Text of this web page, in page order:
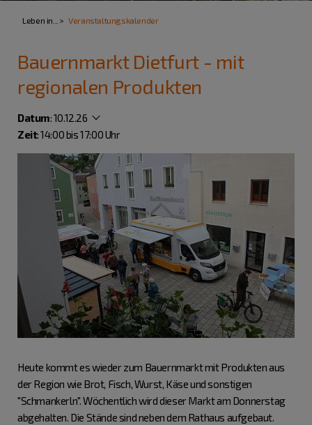
Leben in... Veranstaltungskalender
Bauernmarkt Dietfurt - mit
regionalen Produkten
Datum:10.12.26
Zeit: 14:00 bis 17:00 Uhr
Heute kommt es wieder zum Bauernmarkt mit Produkten aus
der Region wie Brot, Fisch, Wurst, Käse und sonstigen
"Schmankerln". Wöchentlich wird dieser Markt am Donnerstag
abgehalten. Die Stände sind neben dem Rathaus aufgebaut.